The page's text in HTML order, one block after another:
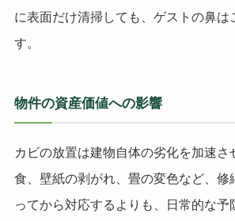
に表面だけ清掃しても、ゲストの鼻は
す。
物件の資産価値への影響
カビの放置は建物自体の劣化を加速さ
食、壁紙の剥がれ、畳の変色など、修
ってから対応するよりも、日常的な予